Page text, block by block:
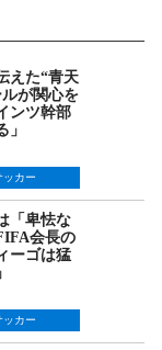
えた“青天
が関心を
ンツ幹部
」
ッカー
「卑怯な
会長の
ーゴは猛
ッカー